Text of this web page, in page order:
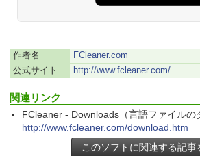
作者名
FCleaner.com
公式サイト
http://www.fcleaner.com/
関連リンク
FCleaner - Downloads（言語ファイルの
http://www.fcleaner.com/download.htm